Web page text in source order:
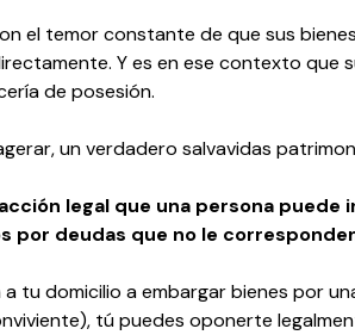
el temor constante de que sus
Y es en ese contexto que
de posesión.
un verdadero salvavidas
legal que una persona
por deudas que no le
tu domicilio a embargar bienes por
tú puedes oponerte